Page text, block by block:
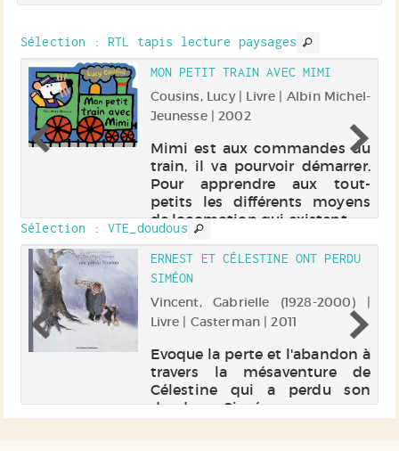
Sélection : RTL tapis lecture paysages
MON PETIT TRAIN AVEC MIMI
Cousins, Lucy | Livre | Albin Michel-
Jeunesse | 2002
Mimi est aux commandes du
train, il va pourvoir démarrer.
Pour apprendre aux tout-
petits les différents moyens
de locomotion qui existent.
Sélection : VTE_doudous
ERNEST ET CÉLESTINE ONT PERDU
SIMÉON
Vincent, Gabrielle (1928-2000) |
Livre | Casterman | 2011
Evoque la perte et l'abandon à
travers la mésaventure de
Célestine qui a perdu son
doudou Siméon au cours